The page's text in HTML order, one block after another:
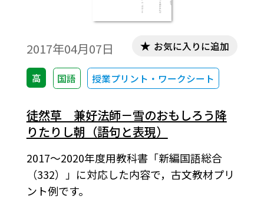
2017年04月07日
高 国語 授業プリント・ワークシート
お気に入りに追加
徒然草 兼好法師－雪のおもしろう降
りたりし朝（語句と表現）
2017～2020年度用教科書「新編国語総合
（332）」に対応した内容で，古文教材プリ
ント例です。